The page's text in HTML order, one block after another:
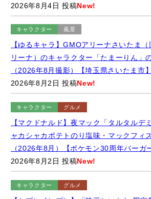
キャラクター 風景
【ゆるキャラ】GMOアリーナさいたま
リーナ）のキャラクター「たまーりん」
（2026年8月撮影）【埼玉県さいたま市
2026年8月2日 投稿 New!
キャラクター グルメ
ャカシャカポテトのり塩味・マックフィ
（2026年8月）【ポケモン30周年バーガ
2026年8月2日 投稿New!
キャラクター グルメ
【セブンイレブン】「映画ちいかわ 限
のしょうゆ味」（2026年8月撮影）【期